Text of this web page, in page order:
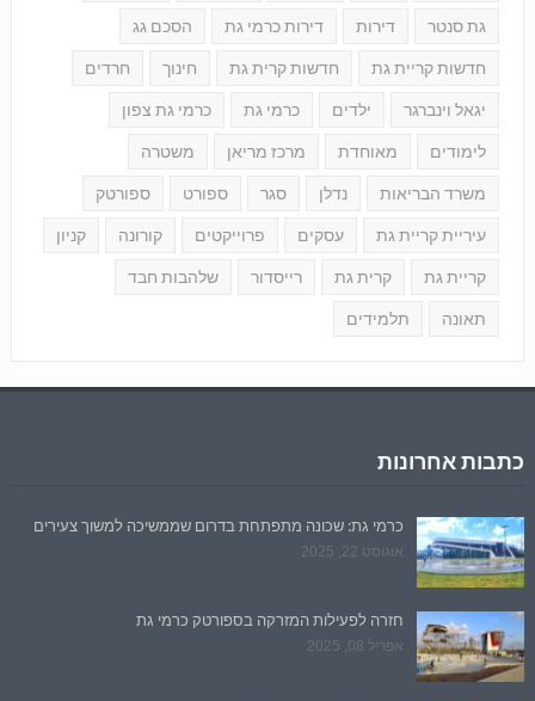
גת סנטר דירות דירות כרמי גת הסכם גג
חדשות קריית גת חדשות קרית גת חינוך חרדים
יגאל וינברגר ילדים כרמי גת כרמי גת צפון
לימודים מאוחדת מרכז מריאן משטרה
משרד הבריאות נדלן סגר ספורט ספורטק
עיריית קריית גת עסקים פרוייקטים קורונה קניון
קריית גת קרית גת רייסדור שלהבות חבד
תאונה תלמידים
כתבות אחרונות
כרמי גת: שכונה מתפתחת בדרום שממשיכה למשוך צעירים
אוגוסט 22, 2025
חזרה לפעילות המזרקה בספורטק כרמי גת
אפריל 08, 2025